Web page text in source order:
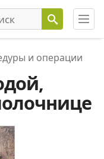
и операции